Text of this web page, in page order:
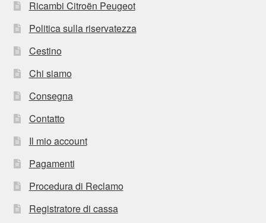
Ricambi Citroën Peugeot
Politica sulla riservatezza
Cestino
Chi siamo
Consegna
Contatto
Il mio account
Pagamenti
Procedura di Reclamo
Registratore di cassa